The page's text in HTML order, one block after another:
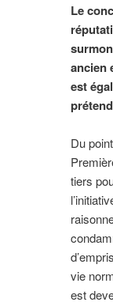
Le
ancien
est
Du
tiers
vie
est